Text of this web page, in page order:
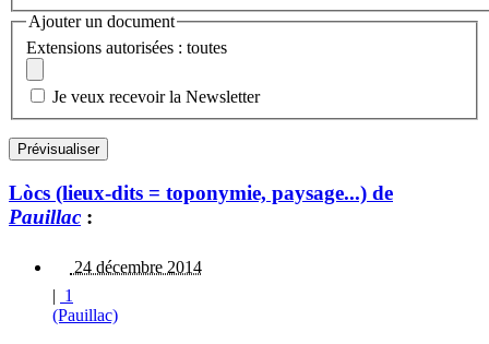
Ajouter un document
Extensions autorisées : toutes
Je veux recevoir la Newsletter
Lòcs (lieux-dits = toponymie, paysage...) de
Pauillac :
24 décembre 2014
| 1
(Pauillac)